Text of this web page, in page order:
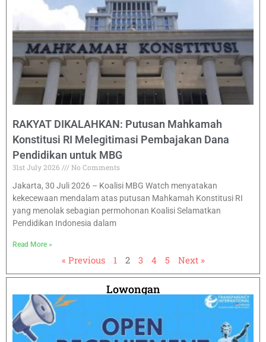
RAKYAT DIKALAHKAN: Putusan Mahkamah
Konstitusi RI Melegitimasi Pembajakan Dana
Pendidikan untuk MBG
31st July 2026
No Comments
Jakarta, 30 Juli 2026 – Koalisi MBG Watch menyatakan
kekecewaan mendalam atas putusan Mahkamah Konstitusi RI
yang menolak sebagian permohonan Koalisi Selamatkan
Pendidikan Indonesia dalam
Read More »
« Previous 1 2 3 4 5 Next »
Lowongan